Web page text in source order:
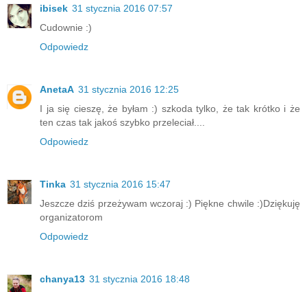
ibisek 31 stycznia 2016 07:57
Cudownie :)
Odpowiedz
AnetaA 31 stycznia 2016 12:25
I ja się cieszę, że byłam :) szkoda tylko, że tak krótko i że
ten czas tak jakoś szybko przeleciał....
Odpowiedz
Tinka 31 stycznia 2016 15:47
Jeszcze dziś przeżywam wczoraj :) Piękne chwile :)Dziękuję
organizatorom
Odpowiedz
chanya13 31 stycznia 2016 18:48